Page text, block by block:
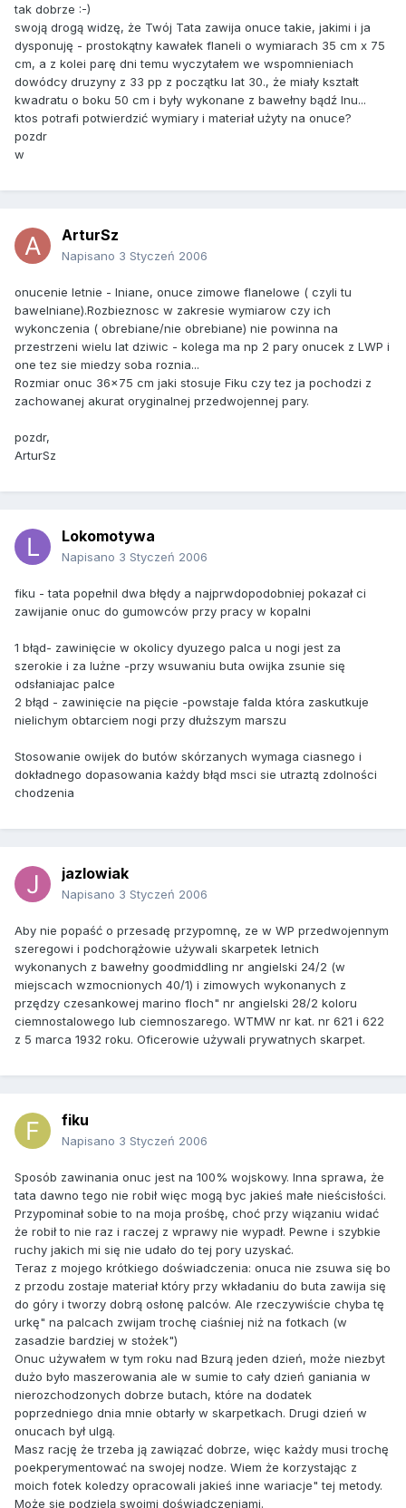
tak dobrze :-)
swoją drogą widzę, że Twój Tata zawija onuce takie, jakimi i ja
dysponuję - prostokątny kawałek flaneli o wymiarach 35 cm x 75
cm, a z kolei parę dni temu wyczytałem we wspomnieniach
dowódcy druzyny z 33 pp z początku lat 30., że miały kształt
kwadratu o boku 50 cm i były wykonane z bawełny bądź lnu...
ktos potrafi potwierdzić wymiary i materiał użyty na onuce?
pozdr
w
ArturSz
Napisano 3 Styczeń 2006
onucenie letnie - lniane, onuce zimowe flanelowe ( czyli tu
bawelniane).Rozbieznosc w zakresie wymiarow czy ich
wykonczenia ( obrebiane/nie obrebiane) nie powinna na
przestrzeni wielu lat dziwic - kolega ma np 2 pary onucek z LWP i
one tez sie miedzy soba roznia...
Rozmiar onuc 36x75 cm jaki stosuje Fiku czy tez ja pochodzi z
zachowanej akurat oryginalnej przedwojennej pary.
pozdr,
ArturSz
Lokomotywa
Napisano 3 Styczeń 2006
fiku - tata popełnil dwa błędy a najprwdopodobniej pokazał ci
zawijanie onuc do gumowców przy pracy w kopalni
1 błąd- zawinięcie w okolicy dyuzego palca u nogi jest za
szerokie i za lużne -przy wsuwaniu buta owijka zsunie się
odsłaniajac palce
2 błąd - zawinięcie na pięcie -powstaje falda która zaskutkuje
nielichym obtarciem nogi przy dłuższym marszu
Stosowanie owijek do butów skórzanych wymaga ciasnego i
dokładnego dopasowania każdy błąd msci sie utraztą zdolności
chodzenia
jazlowiak
Napisano 3 Styczeń 2006
Aby nie popaść o przesadę przypomnę, ze w WP przedwojennym
szeregowi i podchorążowie używali skarpetek letnich
wykonanych z bawełny goodmiddling nr angielski 24/2 (w
miejscach wzmocnionych 40/1) i zimowych wykonanych z
przędzy czesankowej marino floch" nr angielski 28/2 koloru
ciemnostalowego lub ciemnoszarego. WTMW nr kat. nr 621 i 622
z 5 marca 1932 roku. Oficerowie używali prywatnych skarpet.
fiku
Napisano 3 Styczeń 2006
Sposób zawinania onuc jest na 100% wojskowy. Inna sprawa, że
tata dawno tego nie robił więc mogą byc jakieś małe nieścisłości.
Przypominał sobie to na moja prośbę, choć przy wiązaniu widać
że robił to nie raz i raczej z wprawy nie wypadł. Pewne i szybkie
ruchy jakich mi się nie udało do tej pory uzyskać.
Teraz z mojego krótkiego doświadczenia: onuca nie zsuwa się bo
z przodu zostaje materiał który przy wkładaniu do buta zawija się
do góry i tworzy dobrą osłonę palców. Ale rzeczywiście chyba tę
urkę" na palcach zwijam trochę ciaśniej niż na fotkach (w
zasadzie bardziej w stożek")
Onuc używałem w tym roku nad Bzurą jeden dzień, może niezbyt
dużo było maszerowania ale w sumie to cały dzień ganiania w
nierozchodzonych dobrze butach, które na dodatek
poprzedniego dnia mnie obtarły w skarpetkach. Drugi dzień w
onucach był ulgą.
Masz rację że trzeba ją zawiązać dobrze, więc każdy musi trochę
poekperymentować na swojej nodze. Wiem że korzystając z
moich fotek koledzy opracowali jakieś inne wariacje" tej metody.
Może się podzielą swoimi doświadczeniami.